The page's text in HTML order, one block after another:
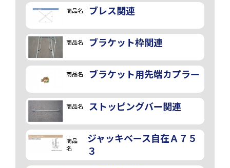
商品名 ブレス関連
商品名 ブラケット枠関連
商品名 ブラケット用先端カプラー
商品名 ストッピングバー関連
商品
名
ジャッキベース自在Ａ７５
３
画像